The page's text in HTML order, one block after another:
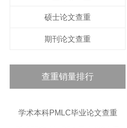
硕士论文查重
期刊论文查重
查重销量排行
学术本科PMLC毕业论文查重